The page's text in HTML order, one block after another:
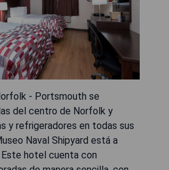
- Portsmouth se
del centro de Norfolk y
y refrigeradores en todas sus
Naval Shipyard está a
hotel cuenta con